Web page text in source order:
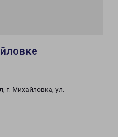
г. Михайловка, ул.